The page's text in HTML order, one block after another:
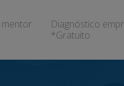
mentor
Diagnóstico
*Gratuito